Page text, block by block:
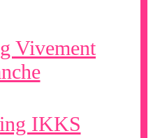
Vivement
IKKS